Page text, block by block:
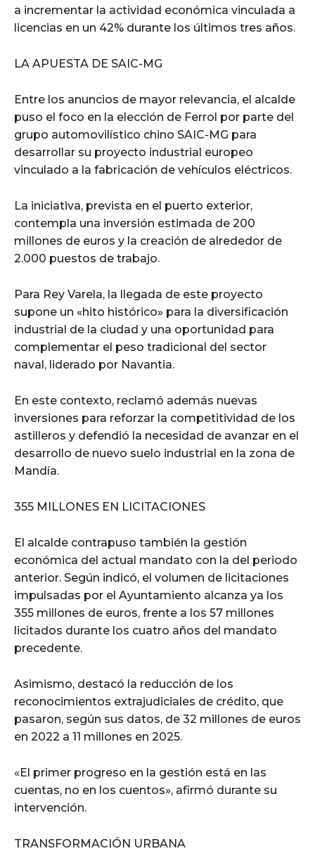
a incrementar la actividad económica vinculada a
licencias en un 42% durante los últimos tres años.
LA APUESTA DE SAIC-MG
Entre los anuncios de mayor relevancia, el alcalde
puso el foco en la elección de Ferrol por parte del
grupo automovilístico chino SAIC-MG para
desarrollar su proyecto industrial europeo
vinculado a la fabricación de vehículos eléctricos.
La iniciativa, prevista en el puerto exterior,
contempla una inversión estimada de 200
millones de euros y la creación de alrededor de
2.000 puestos de trabajo.
Para Rey Varela, la llegada de este proyecto
supone un «hito histórico» para la diversificación
industrial de la ciudad y una oportunidad para
complementar el peso tradicional del sector
naval, liderado por Navantia.
En este contexto, reclamó además nuevas
inversiones para reforzar la competitividad de los
astilleros y defendió la necesidad de avanzar en el
desarrollo de nuevo suelo industrial en la zona de
Mandía.
355 MILLONES EN LICITACIONES
El alcalde contrapuso también la gestión
económica del actual mandato con la del periodo
anterior. Según indicó, el volumen de licitaciones
impulsadas por el Ayuntamiento alcanza ya los
355 millones de euros, frente a los 57 millones
licitados durante los cuatro años del mandato
precedente.
Asimismo, destacó la reducción de los
reconocimientos extrajudiciales de crédito, que
pasaron, según sus datos, de 32 millones de euros
en 2022 a 11 millones en 2025.
«El primer progreso en la gestión está en las
cuentas, no en los cuentos», afirmó durante su
intervención.
TRANSFORMACIÓN URBANA